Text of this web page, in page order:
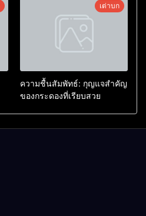
เต่าบก
ความชื้นสัมพัทธ์: กุญแจสำคัญ
ของกระดองที่เรียบสวย